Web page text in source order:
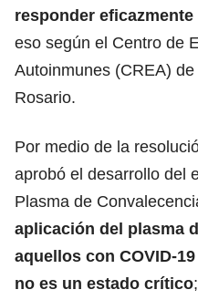
responder
eso según el Centro de
Autoinmunes (CREA)
Rosario.
Por medio de la
aprobó el desarrollo del
Plasma de
aplicación del plasma
aquellos con COVID-
no es un estado crítico